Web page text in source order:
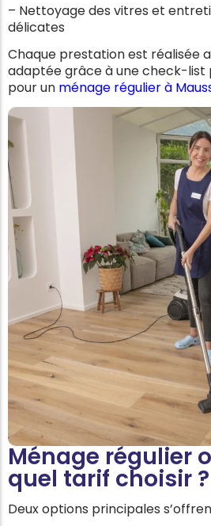
– Nettoyage des vitres et
délicates
Chaque prestation est réalisée
adaptée grâce à une check-list
pour un ménage régulier à
Ménage régulier
quel tarif choisir ?
Deux options principales